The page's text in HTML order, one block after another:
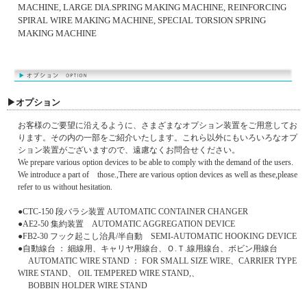
MACHINE, LARGE DIA.SPRING MAKING MACHINE, REINFORCING
SPIRAL WIRE MAKING MACHINE, SPECIAL TORSION SPRING
MAKING MACHINE
▶オプション
お客様のご要望に沿えるように、さまざまなオプション装置をご用意してお
ります。その内の一部をご紹介いたします。これら以外にもいろいろなオプ
ション装置がございますので、遠慮なくお問合せください。
We prepare various option devices to be able to comply with the demand of the users.
We introduce a part of those.,There are various option devices as well as these,please
refer to us without hesitation.
●CTC-150 段バラシ装置 AUTOMATIC CONTAINER CHANGER
●AE2-50 集約装置 AUTOMATIC AGGREGATION DEVICE
●FB2-30 フック起こし治具/半自動 SEMI-AUTOMATIC HOOKING DEVICE
●自動線台 ： 細線用、キャリヤ用線台、Ｏ.Ｔ.線用線台、ボビン用線台
AUTOMATIC WIRE STAND ： FOR SMALL SIZE WIRE、CARRIER TYPE
WIRE STAND、 OIL TEMPERED WIRE STAND,、
BOBBIN HOLDER WIRE STAND